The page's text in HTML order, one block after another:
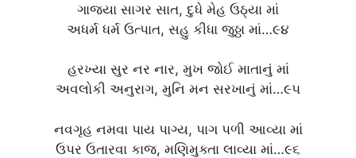
ગાજ્યા સાગર સાત, દુધે મેહ ઉઠ્યા માં
અધર્મ ધર્મ ઉત્પાત, સહુ કીધા જુઠ્ઠા માં…૯૪
હરખ્યા સુર નર નાર, મુખ જોઈ માતાનું માં
અવલોકી અનુરાગ, મુનિ મન સરખાનું માં…૯૫
નવગૃહ નમવા પાય પાગ્ય, પાગ પળી આવ્યા માં
ઉપર ઉતારવા કાજ, મણિમુક્તા લાવ્યા માં…૯૬